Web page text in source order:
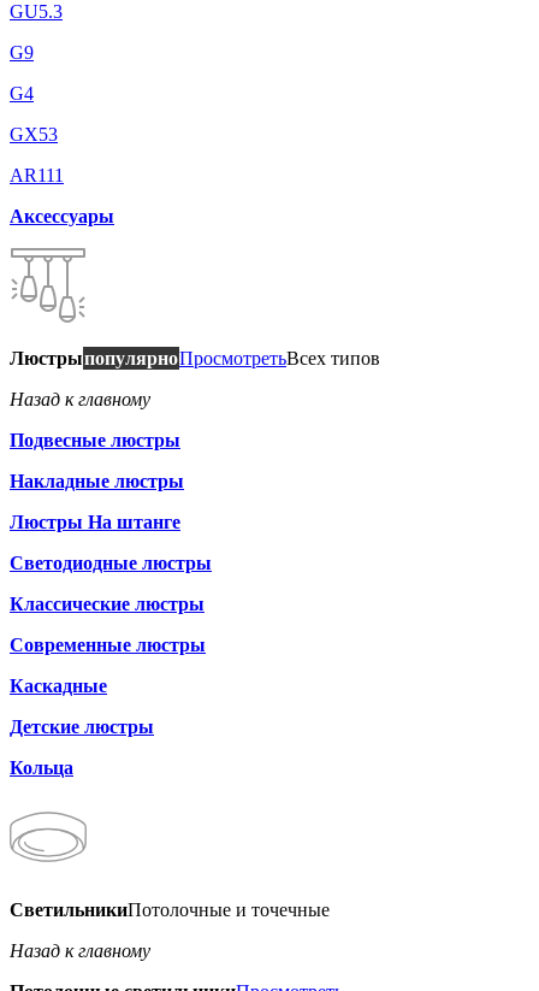
GU5.3
G9
G4
GX53
AR111
Аксессуары
ЛюстрыпопулярноПросмотретьВсех типов
Назад к главному
Подвесные люстры
Накладные люстры
Люстры На штанге
Светодиодные люстры
Классические люстры
Современные люстры
Каскадные
Детские люстры
Кольца
СветильникиПотолочные и точечные
Назад к главному